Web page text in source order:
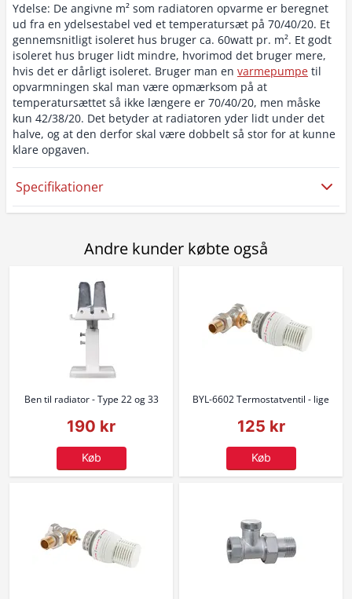
Ydelse: De angivne m² som radiatoren opvarme er beregnet
ud fra en ydelsestabel ved et temperatursæt på 70/40/20. Et
gennemsnitligt isoleret hus bruger ca. 60watt pr. m². Et godt
isoleret hus bruger lidt mindre, hvorimod det bruger mere,
hvis det er dårligt isoleret. Bruger man en varmepumpe til
opvarmningen skal man være opmærksom på at
temperatursættet så ikke længere er 70/40/20, men måske
kun 42/38/20. Det betyder at radiatoren yder lidt under det
halve, og at den derfor skal være dobbelt så stor for at kunne
klare opgaven.
Specifikationer
Andre kunder købte også
Ben til radiator - Type 22 og 33
190 kr
Køb
BYL-6602 Termostatventil - lige
125 kr
Køb